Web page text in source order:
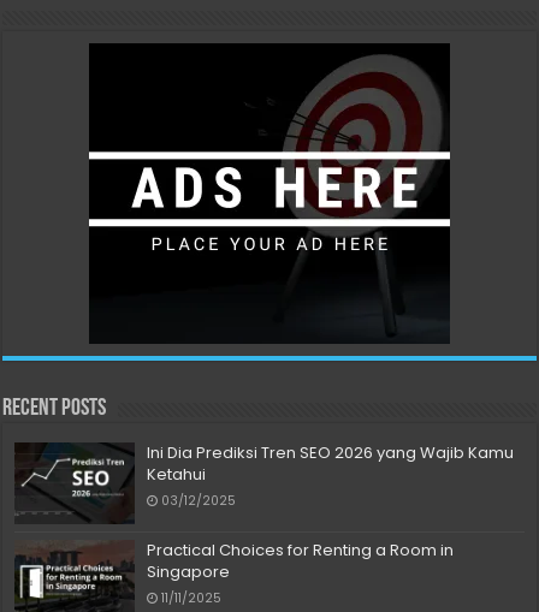
Recent Posts
Ini Dia Prediksi Tren SEO 2026 yang Wajib Kamu
Ketahui
03/12/2025
Practical Choices for Renting a Room in
Singapore
11/11/2025